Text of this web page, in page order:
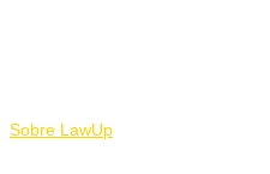
Sobre LawUp